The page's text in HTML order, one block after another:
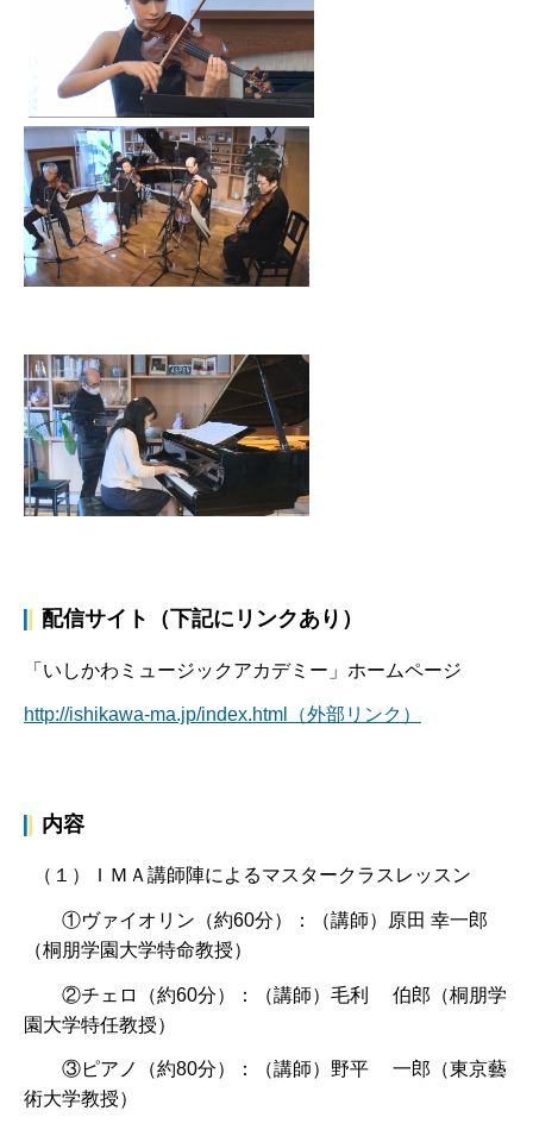
配信サイト（下記にリンクあり）
「いしかわミュージックアカデミー」ホームページ
http://ishikawa-ma.jp/index.html（外部リンク）
内容
（１）ＩＭＡ講師陣によるマスタークラスレッスン
①ヴァイオリン（約60分）：（講師）原田 幸一郎
（桐朋学園大学特命教授）
②チェロ（約60分）：（講師）毛利 伯郎（桐朋学
園大学特任教授）
③ピアノ（約80分）：（講師）野平 一郎（東京藝
術大学教授）